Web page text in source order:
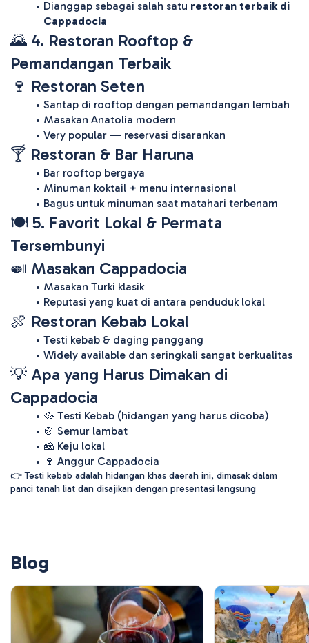
Dianggap sebagai salah satu restoran terbaik di
Cappadocia
🌄 4. Restoran Rooftop &
Pemandangan Terbaik
🍷 Restoran Seten
Santap di rooftop dengan pemandangan lembah
Masakan Anatolia modern
Very popular — reservasi disarankan
🍸 Restoran & Bar Haruna
Bar rooftop bergaya
Minuman koktail + menu internasional
Bagus untuk minuman saat matahari terbenam
🍽️ 5. Favorit Lokal & Permata
Tersembunyi
🍛 Masakan Cappadocia
Masakan Turki klasik
Reputasi yang kuat di antara penduduk lokal
🍖 Restoran Kebab Lokal
Testi kebab & daging panggang
Widely available dan seringkali sangat berkualitas
💡 Apa yang Harus Dimakan di
Cappadocia
🥘 Testi Kebab (hidangan yang harus dicoba)
🍲 Semur lambat
🧀 Keju lokal
🍷 Anggur Cappadocia
👉 Testi kebab adalah hidangan khas daerah ini, dimasak dalam
panci tanah liat dan disajikan dengan presentasi langsung
Blog